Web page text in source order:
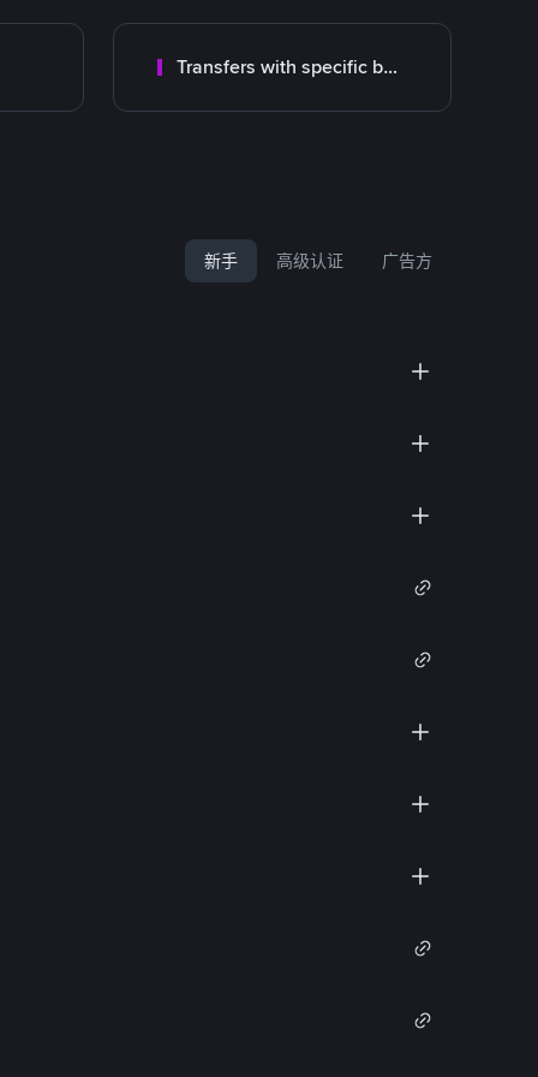
Transfers with specific bank
新手 高级认证 广告方